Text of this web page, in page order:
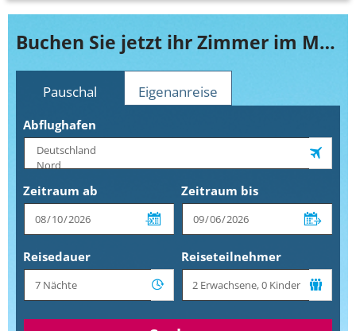
Buchen Sie jetzt ihr Zimmer im Marhaba Club
Pauschal Eigenanreise
Abflughafen
Zeitraum ab Zeitraum bis
Reisedauer Reiseteilnehmer